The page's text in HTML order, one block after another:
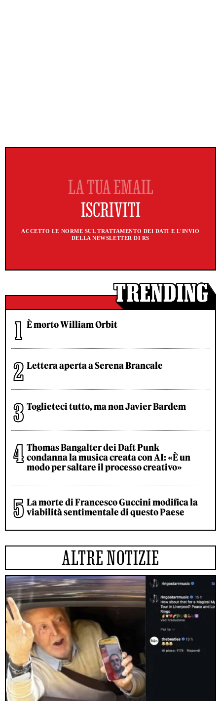
ACCETTO LE NORME SUL TRATTAMENTO DEI DATI E L'INVIO
DELLA NEWSLETTER DI RS
È morto William Orbit
Lettera aperta a Serena Brancale
Toglieteci tutto, ma non Javier Bardem
Thomas Bangalter dei Daft Punk
condanna la musica creata con AI: «È un
modo per saltare il processo creativo»
La morte di Francesco Guccini modifica la
viabilità sentimentale di questo Paese
ALTRE NOTIZIE